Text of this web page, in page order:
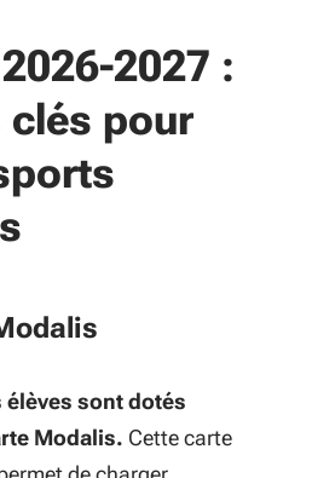
2027 :
pour
élèves sont dotés
Modalis. Cette carte